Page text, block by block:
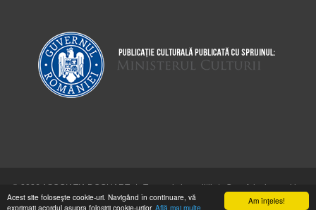
Am înţeles!
Acest site foloseşte cookie-uri. Navigând în continuare, vă
exprimaţi acordul asupra folosirii cookie-urilor. Află mai multe
© 2026 ASOCIAŢIA DOCUART | Termeni şi condiţii |
Cum folosim cookie-
urile